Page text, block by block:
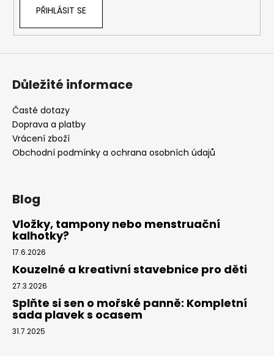
PŘIHLÁSIT SE
Důležité informace
Časté dotazy
Doprava a platby
Vrácení zboží
Obchodní podmínky a ochrana osobních údajů
Blog
Vložky, tampony nebo menstruační
kalhotky?
17.6.2026
Kouzelné a kreativní stavebnice pro děti
27.3.2026
Splňte si sen o mořské panně: Kompletní
sada plavek s ocasem
31.7.2025